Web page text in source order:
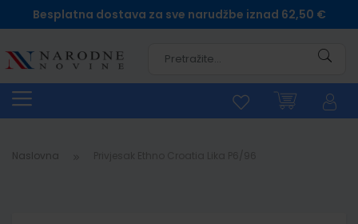
Besplatna dostava za sve narudžbe iznad 62,50 €
Naslovna